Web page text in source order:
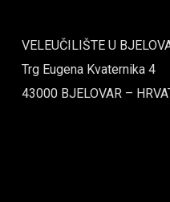
VELEUČILIŠTE U
Trg Eugena Kvaternika 4
43000 BJELOVAR –